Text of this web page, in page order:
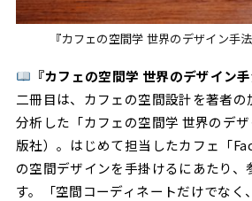
『カフェの空間学 世界のデザイン手
『カフェの空間学 世界のデザイン
二冊目は、カフェの空間設計を著者
分析した「カフェの空間学 世界のデ
版社）。はじめて担当したカフェ「
の空間デザインを手掛けるにあたり、
す。「空間コーディネートだけでなく